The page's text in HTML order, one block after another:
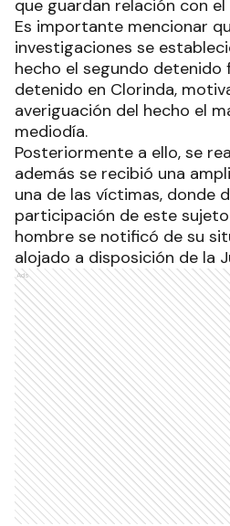
que guardan relación con el
Es importante mencionar
investigaciones se
hecho el segundo
detenido en Clorinda,
averiguación del hecho el
mediodía.
Posteriormente a ello, se
además se recibió una
una de las víctimas, donde
participación de este sujeto
hombre se notificó de su
alojado a disposición de la
Ads